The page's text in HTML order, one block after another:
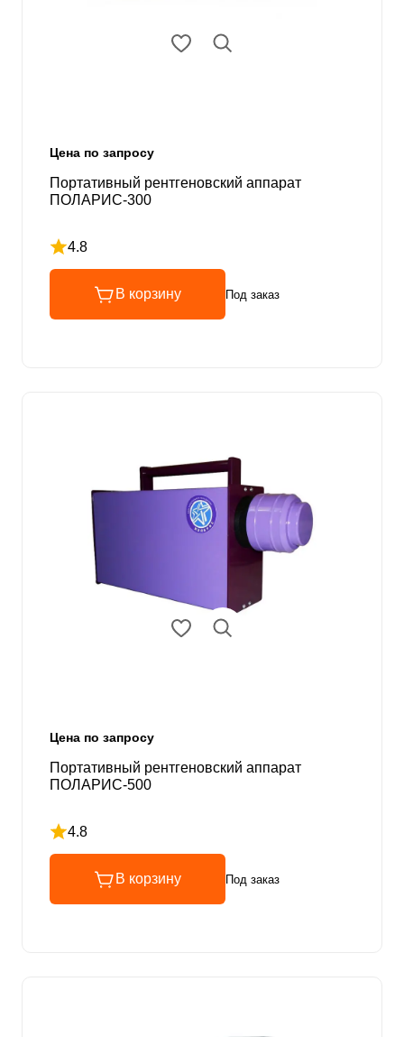
Цена по запросу
Портативный рентгеновский аппарат
ПОЛАРИС-300
4.8
Рейтинг 4.8 из 5
В корзину Под заказ
Цена по запросу
Портативный рентгеновский аппарат
ПОЛАРИС-500
4.8
Рейтинг 4.8 из 5
В корзину Под заказ